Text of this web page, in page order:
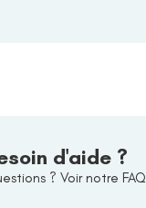
d'aide ?
? Voir notre FAQ